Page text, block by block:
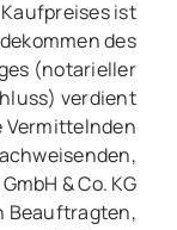
ist
des
(notarieller
verdient
Vermittelnden
& Co. KG
Beauftragten,